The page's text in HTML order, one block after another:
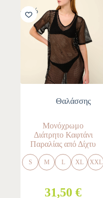
-30%
Θαλάσσης
Μονόχρωμο
Διάτρητο Καφτάνι
Παραλίας από Δίχτυ
S M L XL XXL
31,50 €